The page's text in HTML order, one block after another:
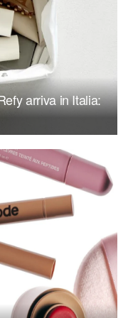
arriva in Italia: